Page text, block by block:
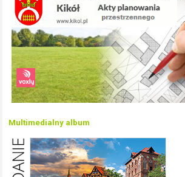
Multimedialny album